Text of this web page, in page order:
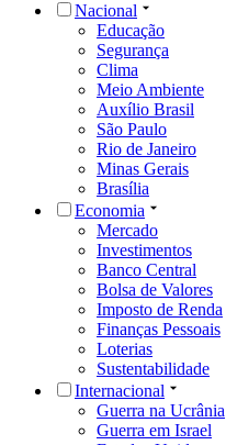
Nacional
Educação
Segurança
Clima
Meio Ambiente
Auxílio Brasil
São Paulo
Rio de Janeiro
Minas Gerais
Brasília
Economia
Mercado
Investimentos
Banco Central
Bolsa de Valores
Imposto de Renda
Finanças Pessoais
Loterias
Sustentabilidade
Internacional
Guerra na Ucrânia
Guerra em Israel